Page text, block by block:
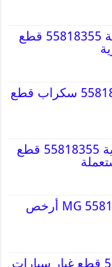
قطع غيار سيارات كورية 55818355 قطع
قطع غيار كاديلاك 55818355 سكراب قطع
قطع غيار سيارات المانية 55818355 قطع
قطع غيار أم جي MG 55818355 أرخص
قطع غيار كيا 55818355 قطع غيار سيارات